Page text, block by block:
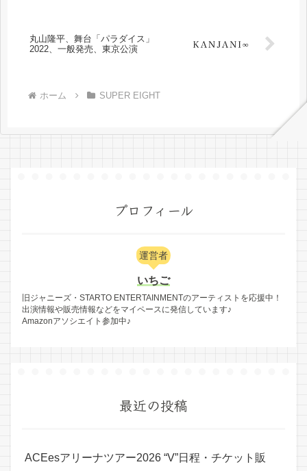
丸山隆平、舞台「パラダイス」
2022、一般発売、東京公演
ホーム SUPER EIGHT
プロフィール
運営者
いちご
旧ジャニーズ・STARTO ENTERTAINMENTのアーティストを応援中！
出演情報や販売情報などをマイペースに発信しています♪
Amazonアソシエイト参加中♪
最近の投稿
ACEesアリーナツアー2026 “V”日程・チケット販